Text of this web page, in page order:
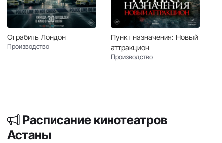
Ограбить Лондон
Производство
Пункт назначения: Новый
аттракцион
Производство
Расписание кинотеатров
Астаны